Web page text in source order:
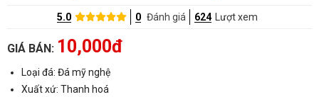
5.0 0 Đánh giá 624 Lượt xem
GIÁ BÁN: 10,000đ
Loại đá: Đá mỹ nghệ
Xuất xứ: Thanh hoá